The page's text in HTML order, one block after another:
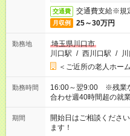
交通費 交通費支給※規
月収例 25～30万円
勤務地
埼玉県川口市
川口駅 / 西川口駅 /
＜ご近所の老人ホー
勤務時間
16:00～翌9:00 ※残業なし！ ※Wワークの場合、
合わせ週40時間超の就
週20時間以上勤務は社
派遣法（日雇い派遣の
業はご案内が難しい場合
期間
開始日はご相談くださ
ます！